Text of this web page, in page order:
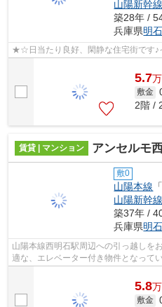
山陽新幹線
築28年 /
兵庫県明
★☆日当たり良好、閑静な住宅街です
5.7万
敷金
2階 /
賃貸 | マンション アンセルモ
敷0
山陽本線
山陽新幹線
築37年 /
兵庫県明
山陽本線西明石駅周辺への引っ越しを
適な、エレベーター付き物件となって
物件が豊富にあります。078-926-
5.8万
敷金